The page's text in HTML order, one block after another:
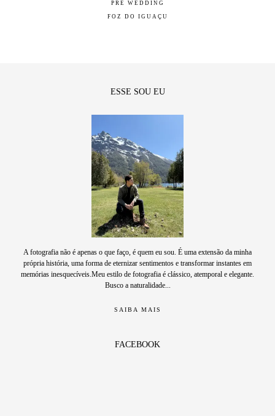
PRÉ WEDDING
FOZ DO IGUAÇU
ESSE SOU EU
A fotografia não é apenas o que faço, é quem eu sou. É uma extensão da minha
própria história, uma forma de eternizar sentimentos e transformar instantes em
memórias inesquecíveis.Meu estilo de fotografia é clássico, atemporal e elegante.
Busco a naturalidade...
SAIBA MAIS
FACEBOOK